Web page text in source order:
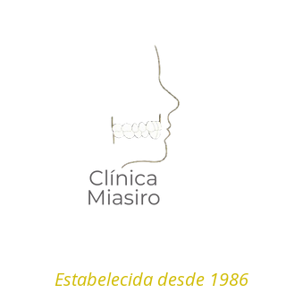
Estabelecida desde 1986